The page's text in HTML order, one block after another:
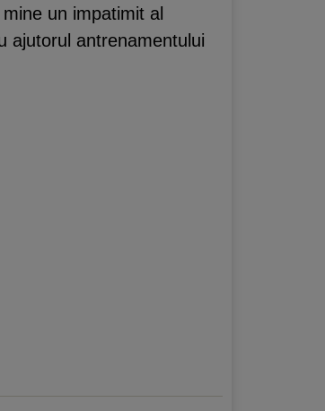
un impatimit al
ajutorul antrenamentului